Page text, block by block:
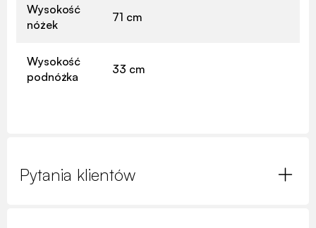
Wysokość
nóżek
71 cm
Wysokość
podnóżka
33 cm
Pytania klientów